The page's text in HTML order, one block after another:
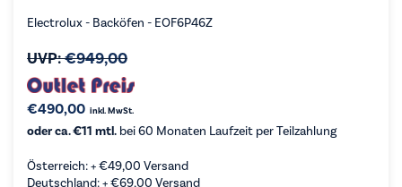
Electrolux - Backöfen - EOF6P46Z
UVP:€949,00
€490,00 inkl. MwSt.
oder ca. €11 mtl. bei 60 Monaten Laufzeit per Teilzahlung
Österreich: +€49,00 Versand
Deutschland: +€69,00 Versand